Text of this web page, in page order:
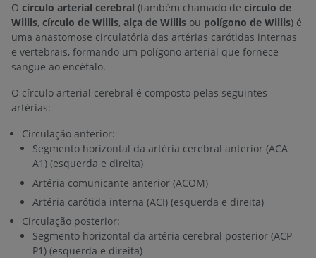
O círculo arterial cerebral (também chamado de círculo de
Willis, círculo de Willis, alça de Willis ou polígono de Willis) é
uma anastomose circulatória das artérias carótidas internas
e vertebrais, formando um polígono arterial que fornece
sangue ao encéfalo.
O círculo arterial cerebral é composto pelas seguintes
artérias:
Circulação anterior:
Segmento horizontal da artéria cerebral anterior (ACA
A1) (esquerda e direita)
Artéria comunicante anterior (ACOM)
Artéria carótida interna (ACI) (esquerda e direita)
Circulação posterior:
Segmento horizontal da artéria cerebral posterior (ACP
P1) (esquerda e direita)